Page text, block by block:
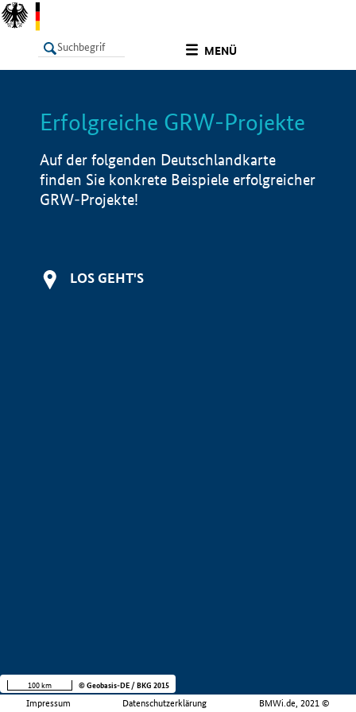
MENÜ
LISTE Info
Erfolgreiche GRW-Projekte
Auf der folgenden Deutschlandkarte
finden Sie konkrete Beispiele erfolgreicher
GRW-Projekte!
LOS GEHT'S
Impressum Datenschutzerklärung BMWi.de, 2021 ©
100 km © Geobasis-DE / BKG 2015